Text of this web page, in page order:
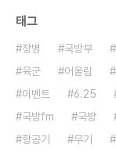
태그
장병 국방부
육군
어울림
이벤트
6.25
국방fm
국방
항공기
무기